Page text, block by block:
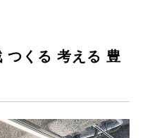
つくる 考える 豊